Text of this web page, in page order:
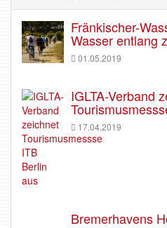
Fränkischer-
Wasser entlang
01.05.2019
IGLTA-Verband
17.04.2019
Bremerhavens